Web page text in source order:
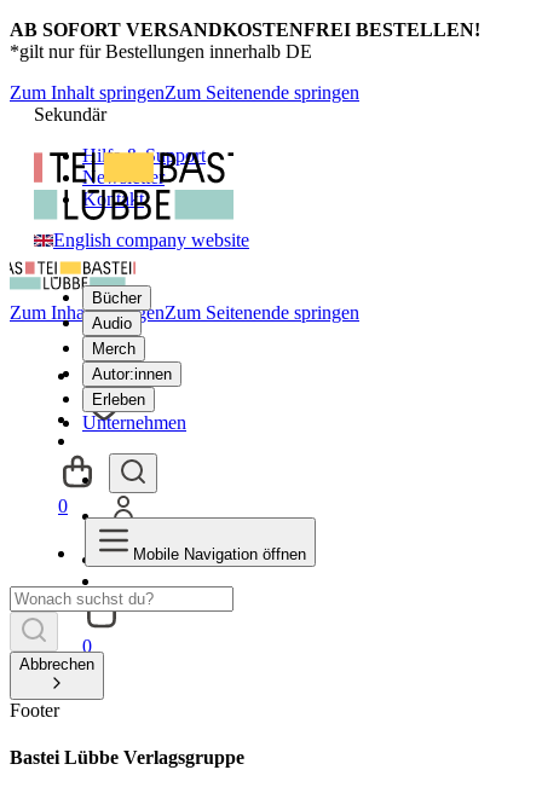
AB SOFORT VERSANDKOSTENFREI BESTELLEN!
*gilt nur für Bestellungen innerhalb DE
Zum Inhalt springenZum Seitenende springen
Sekundär
Hilfe & Support
Newsletter
Kontakt
English company website
Bücher
Audio
Merch
Autor:innen
Erleben
Unternehmen
0
Zum Inhalt springenZum Seitenende springen
0
Mobile Navigation öffnen
Abbrechen
Footer
Bastei Lübbe Verlagsgruppe